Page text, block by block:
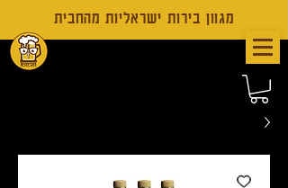
מגוון בירות ישראליות מהחבית